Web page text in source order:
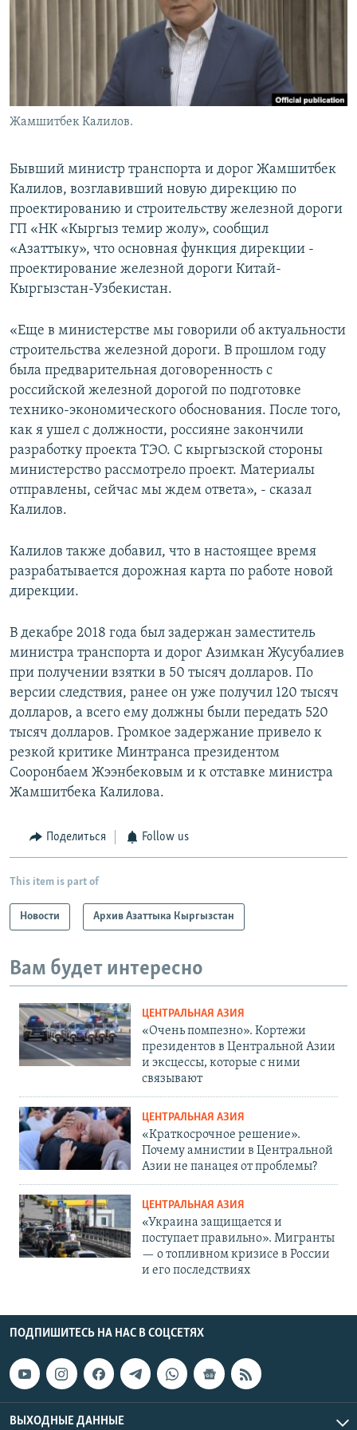
Жамшитбек Калилов.
Бывший министр транспорта и дорог Жамшитбек
Калилов, возглавивший новую дирекцию по
проектированию и строительству железной дороги
ГП «НК «Кыргыз темир жолу», сообщил
«Азаттыку», что основная функция дирекции -
проектирование железной дороги Китай-
Кыргызстан-Узбекистан.
«Еще в министерстве мы говорили об актуальности
строительства железной дороги. В прошлом году
была предварительная договоренность с
российской железной дорогой по подготовке
технико-экономического обоснования. После того,
как я ушел с должности, россияне закончили
разработку проекта ТЭО. С кыргызской стороны
министерство рассмотрело проект. Материалы
отправлены, сейчас мы ждем ответа», - сказал
Калилов.
Калилов также добавил, что в настоящее время
разрабатывается дорожная карта по работе новой
дирекции.
В декабре 2018 года был задержан заместитель
министра транспорта и дорог Азимкан Жусубалиев
при получении взятки в 50 тысяч долларов. По
версии следствия, ранее он уже получил 120 тысяч
долларов, а всего ему должны были передать 520
тысяч долларов. Громкое задержание привело к
резкой критике Минтранса президентом
Сооронбаем Жээнбековым и к отставке министра
Жамшитбека Калилова.
Поделиться Follow us
This item is part of
Новости Архив Азаттыка Кыргызстан
Вам будет интересно
ЦЕНТРАЛЬНАЯ АЗИЯ
«Очень помпезно». Кортежи
президентов в Центральной Азии
и эксцессы, которые с ними
связывают
ЦЕНТРАЛЬНАЯ АЗИЯ
«Краткосрочное решение».
Почему амнистии в Центральной
Азии не панацея от проблемы?
ЦЕНТРАЛЬНАЯ АЗИЯ
«Украина защищается и
поступает правильно». Мигранты
— о топливном кризисе в России
и его последствиях
ПОДПИШИТЕСЬ НА НАС В СОЦСЕТЯХ
ВЫХОДНЫЕ ДАННЫЕ